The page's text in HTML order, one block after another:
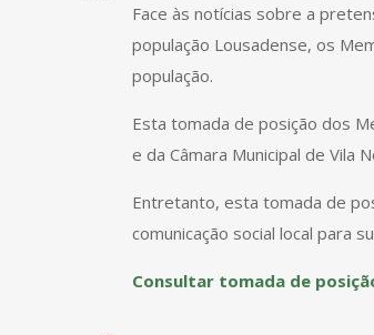
Face às notícias sobre a
população Lousadense, os
população.
Esta tomada de posição dos
e da Câmara Municipal de Vila
Entretanto, esta tomada de
comunicação social local para
Consultar tomada de